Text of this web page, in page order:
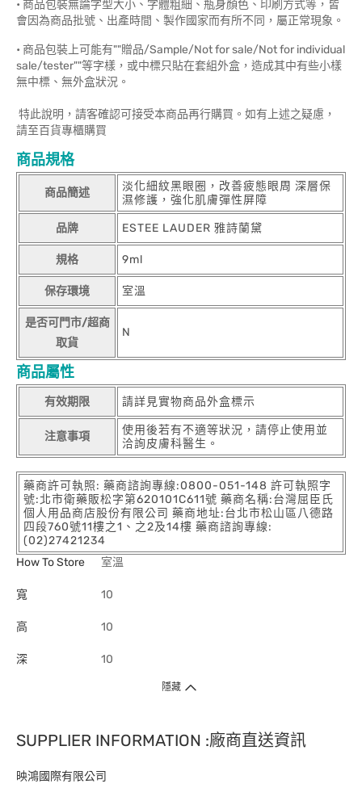
• 商品包裝無論字型大小、字體粗細、瓶身顏色、印刷方式等，皆
會因為商品批號、出產時間、製作國家而有所不同，屬正常現象。
• 商品包裝上可能有""贈品/Sample/Not for sale/Not for individual
sale/tester""等字樣，或中標只貼在套組外盒，造成其中有些小樣
無中標、無外盒狀況。
特此說明，請客確認可接受本商品再行購買。如有上述之疑慮，
請至百貨專櫃購買
商品規格
商品簡述
淡化細紋黑眼圈，改善疲態眼周 深層保
濕修護，強化肌膚彈性屏障
品牌 ESTEE LAUDER 雅詩蘭黛
規格 9ml
保存環境 室溫
是否可門市/超商
取貨
N
商品屬性
有效期限 請詳見實物商品外盒標示
注意事項
使用後若有不適等狀況，請停止使用並
洽詢皮膚科醫生。
藥商許可執照: 藥商諮詢專線:0800-051-148 許可執照字
號:北市衛藥販松字第620101C611號 藥商名稱:台灣屈臣氏
個人用品商店股份有限公司 藥商地址:台北市松山區八德路
四段760號11樓之1、之2及14樓 藥商諮詢專線:
(02)27421234
How To Store
室溫
寬 10
高 10
深 10
隱藏
SUPPLIER INFORMATION :廠商直送資訊
映鴻國際有限公司